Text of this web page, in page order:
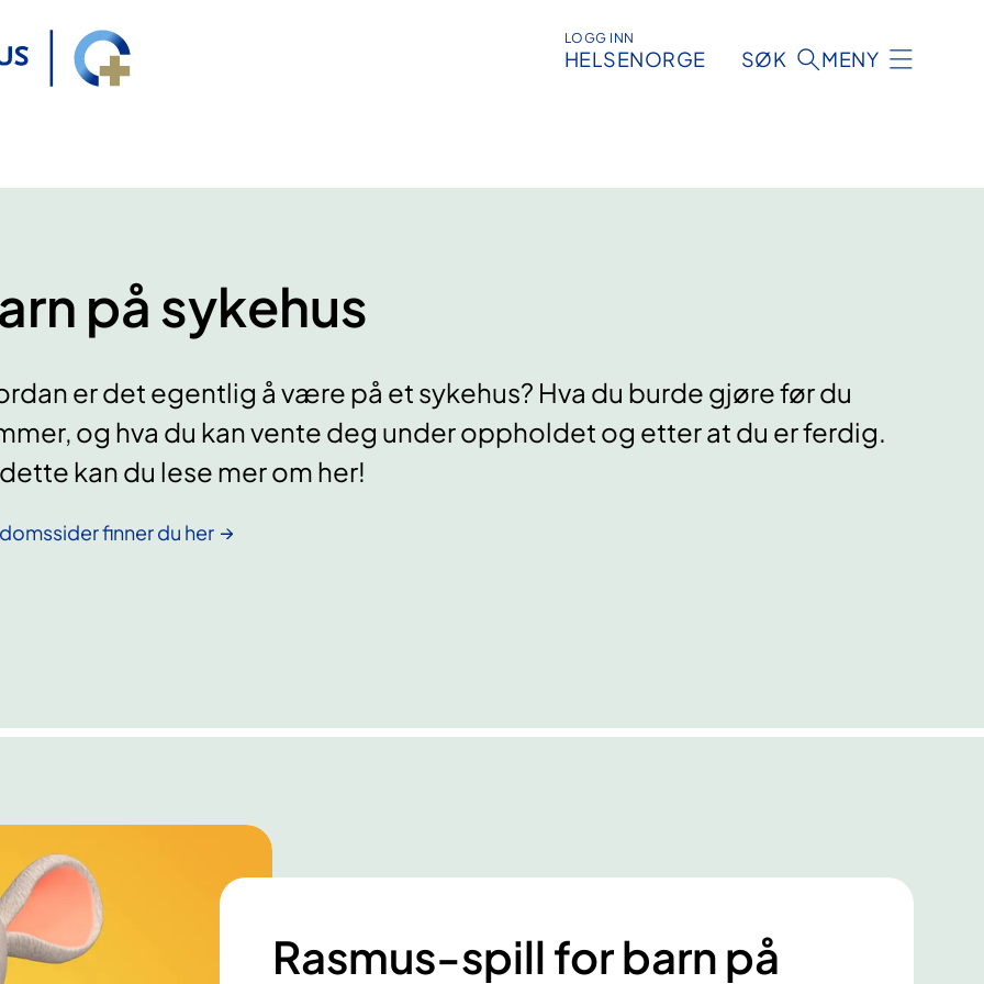
LOGG INN
HELSENORGE SØK MENY
på sykehus
er det egentlig å være på et sykehus? Hva du burde gjøre før du
og hva du kan vente deg under oppholdet og etter at du er ferdig.
kan du lese mer om her!
finner du her
Rasmus-spill for barn på